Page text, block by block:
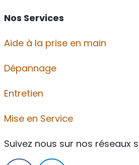
Aide à la prise en main
Dépannage
Entretien
Mise en Service
Nos Services
Suivez nous sur nos réseaux